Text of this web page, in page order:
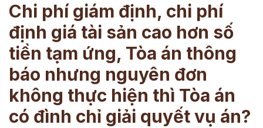
Chi phí giám định, chi phí
định giá tài sản cao hơn số
tiền tạm ứng, Tòa án thông
báo nhưng nguyên đơn
không thực hiện thì Tòa án
có đình chỉ giải quyết vụ án?